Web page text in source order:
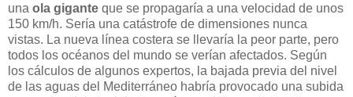
una ola gigante que se propagaría a una velocidad de unos
150 km/h. Sería una catástrofe de dimensiones nunca
vistas. La nueva línea costera se llevaría la peor parte, pero
todos los océanos del mundo se verían afectados. Según
los cálculos de algunos expertos, la bajada previa del nivel
de las aguas del Mediterráneo habría provocado una subida